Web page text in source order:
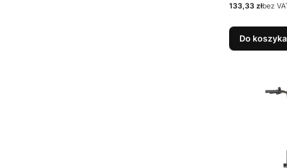
Cena
133,33 złbez
Do koszyka